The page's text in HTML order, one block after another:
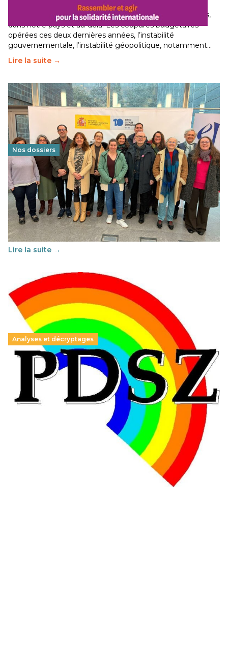
Le secteur humanitaire connaît des difficultés profondes,
dans notre pays et au-delà. Les coupures budgétaires
opérées ces deux dernières années, l’instabilité
gouvernementale, l’instabilité géopolitique, notamment…
Lire la suite →
Nos dossiers
Éducation au vivre-ensemble : un échange croisé
franco-espagnol pour changer d’approche
29 juin 2026-National
Cette année, l'UNSA Éducation a mené un projet Erasmus
soutenu par l'union Européenne et centré sur l'éducation
au vivre-ensemble : quelles différences entre la France…
Lire la suite →
Analyses et décryptages
Hongrie : du changement pour les politiques
éducatives, aussi !
25 juin 2026
En Hongrie, le conservateur Peter Magyar et son parti
Tisza "Respect et liberté" ont remporté une large victoire,
contre le premier ministre sortant, Viktor Orban,…